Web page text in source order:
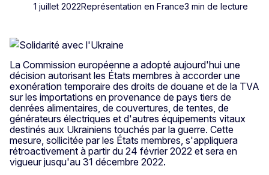
1 juillet 2022Représentation en France3 min de lecture
La Commission européenne a adopté aujourd'hui une
décision autorisant les États membres à accorder une
exonération temporaire des droits de douane et de la TVA
sur les importations en provenance de pays tiers de
denrées alimentaires, de couvertures, de tentes, de
générateurs électriques et d'autres équipements vitaux
destinés aux Ukrainiens touchés par la guerre. Cette
mesure, sollicitée par les États membres, s'appliquera
rétroactivement à partir du 24 février 2022 et sera en
vigueur jusqu'au 31 décembre 2022.